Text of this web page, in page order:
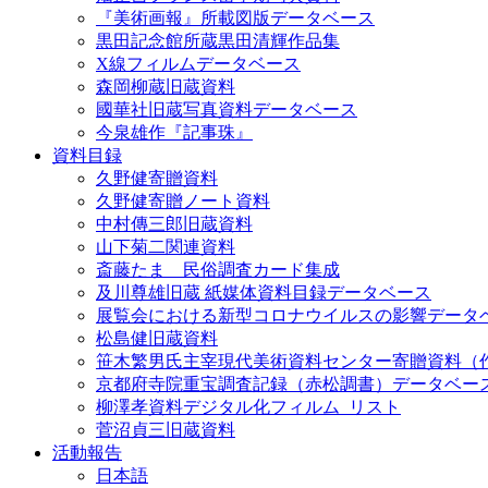
『美術画報』所載図版データベース
黒田記念館所蔵黒田清輝作品集
X線フィルムデータベース
森岡柳蔵旧蔵資料
國華社旧蔵写真資料データベース
今泉雄作『記事珠』
資料目録
久野健寄贈資料
久野健寄贈ノート資料
中村傳三郎旧蔵資料
山下菊二関連資料
斎藤たま 民俗調査カード集成
及川尊雄旧蔵 紙媒体資料目録データベース
展覧会における新型コロナウイルスの影響データ
松島健旧蔵資料
笹木繁男氏主宰現代美術資料センター寄贈資料（
京都府寺院重宝調査記録（赤松調書）データベー
柳澤孝資料デジタル化フィルム_リスト
菅沼貞三旧蔵資料
活動報告
日本語